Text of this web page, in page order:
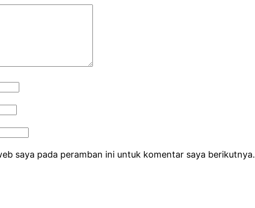
saya pada peramban ini untuk komentar saya berikutnya.